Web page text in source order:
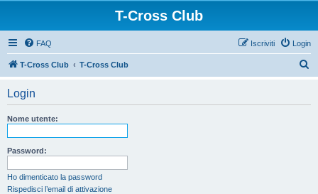
T-Cross Club
FAQ Login
Iscriviti
T-Cross Club T-Cross Club
Login
Nome utente:
Password:
Ho dimenticato la password
Rispedisci l’email di attivazione